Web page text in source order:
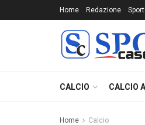
Home Redazione
CALCIO CALCIO
Home Calcio